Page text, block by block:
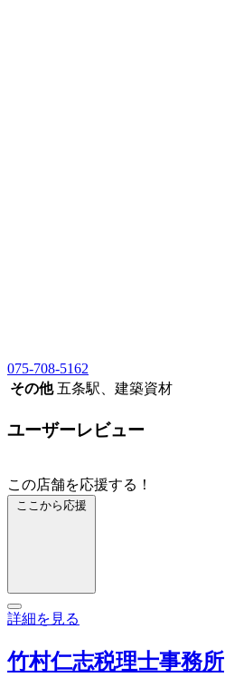
075-708-5162
その他 五条駅、建築資材
ユーザーレビュー
この店舗を応援する！
ここから応援
詳細を見る
竹村仁志税理士事務所